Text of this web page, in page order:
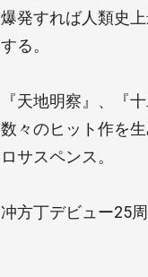
爆発すれば人類史
する。
『天地明察』、『
数々のヒット作を
ロサスペンス。
冲方丁デビュー25周